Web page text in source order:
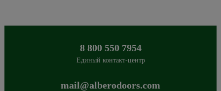
8 800 550 7954
Единый контакт-центр
mail@alberodoors.com